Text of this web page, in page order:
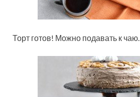
Торт готов! Можно подавать к чаю.